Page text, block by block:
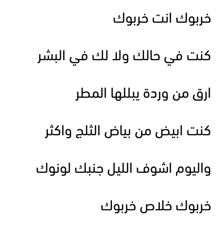
خربوك انت خربوك
كنت في حالك ولا لك في البشر
ارق من وردة يبللها المطر
كنت ابيض من بياض الثلج واكثر
واليوم اشوف الليل جنبك لونوك
خربوك خلاص خربوك